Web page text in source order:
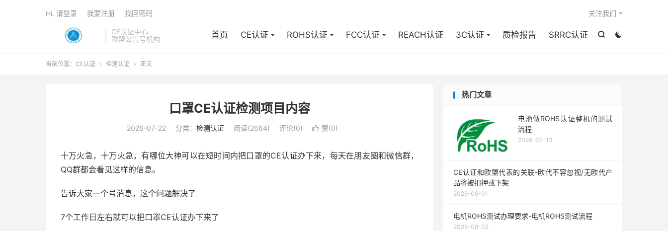
CE认证中心
欧盟公告号机构


首页 CE认证 ROHS认证 FCC认证 REACH认证 3C认证 质检报告 SRRC认证
关注我们
Hi, 请登录 我要注册 找回密码
当前位置： CE认证  检测认证  正文
口罩CE认证检测项目内容
2026-07-22 分类： 检测认证 阅读(2664) 评论(0)  赞(0)
十万火急，十万火急，有哪位大神可以在短时间内把口罩的CE认证办下来，每天在朋友圈和微信群，
QQ群都会看见这样的信息。
告诉大家一个号消息，这个问题解决了
7个工作日左右就可以把口罩CE认证办下来了
热门文章
电池做ROHS认证整机的测试
流程
2026-07-13
CE认证和欧盟代表的关联-欧代不容忽视/无欧代产
品将被扣押或下架
2026-08-01
电机ROHS测试办理要求-电机ROHS测试流程
2026-08-02